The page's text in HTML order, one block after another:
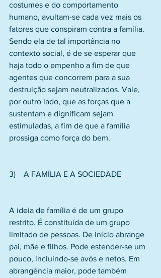
costumes e do comportamento
humano, avultam-se cada vez mais os
fatores que conspiram contra a família.
Sendo ela de tal importância no
contexto social, é de se esperar que
haja todo o empenho a fim de que
agentes que concorrem para a sua
destruição sejam neutralizados. Vale,
por outro lado, que as forças que a
sustentam e dignificam sejam
estimuladas, a fim de que a família
prossiga como força do bem.
3)    A FAMÍLIA E A SOCIEDADE
A ideia de família é de um grupo
restrito. É constituída de um grupo
limitado de pessoas. De início abrange
pai, mãe e filhos. Pode estender-se um
pouco, incluindo-se avós e netos. Em
abrangência maior, pode também